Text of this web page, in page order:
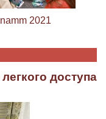
namm 2021
доступа